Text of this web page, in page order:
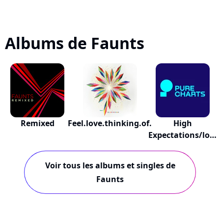
Albums de Faunts
Remixed Feel.love.thinking.of.
High
Expectations/low
Voir tous les albums et singles de
Faunts